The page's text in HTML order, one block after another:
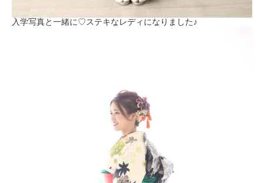
入学写真と一緒に♡ステキなレディになりました♪